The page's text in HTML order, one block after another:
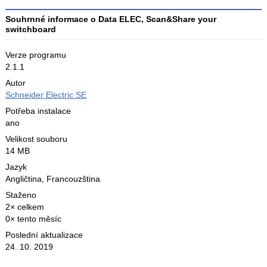
Souhrnné informace o Data ELEC, Scan&Share your
switchboard
Verze programu
2.1.1
Autor
Schneider Electric SE
Potřeba instalace
ano
Velikost souboru
14 MB
Jazyk
Angličtina
Francouzština
Staženo
2× celkem
0× tento měsíc
Poslední aktualizace
24. 10. 2019